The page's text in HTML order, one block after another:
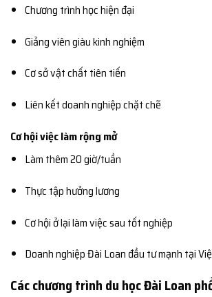
Chương trình học hiện đại
Giảng viên giàu kinh nghiệm
Cơ sở vật chất tiên tiến
Liên kết doanh nghiệp chặt chẽ
Cơ hội việc làm rộng mở
Làm thêm 20 giờ/tuần
Thực tập hưởng lương
Cơ hội ở lại làm việc sau tốt nghiệp
Doanh nghiệp Đài Loan đầu tư mạnh tại
Các chương trình du học Đài Loan